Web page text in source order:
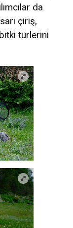
da
çiriş,
türlerini